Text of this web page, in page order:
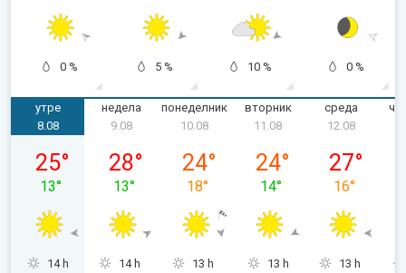
0 % 5 % 10 % 0 %
утре
сабота, 08.08
8.08
25°
13°
14 h
недела
9.08
28°
13°
14 h
понеделник
10.08
24°
18°
13 h
вторник
11.08
24°
14°
13 h
среда
12.08
27°
16°
13 h